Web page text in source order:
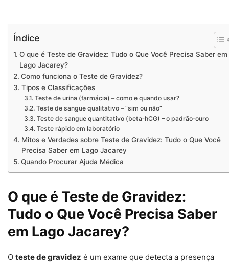
Índice
O que é Teste de Gravidez: Tudo o Que Você Precisa Saber em
Lago Jacarey?
Como funciona o Teste de Gravidez?
Tipos e Classificações
Teste de urina (farmácia) – como e quando usar?
Teste de sangue qualitativo – “sim ou não”
Teste de sangue quantitativo (beta‑hCG) – o padrão‑ouro
Teste rápido em laboratório
Mitos e Verdades sobre Teste de Gravidez: Tudo o Que Você
Precisa Saber em Lago Jacarey
Quando Procurar Ajuda Médica
O que é Teste de Gravidez:
Tudo o Que Você Precisa Saber
em Lago Jacarey?
O teste de gravidez é um exame que detecta a presença